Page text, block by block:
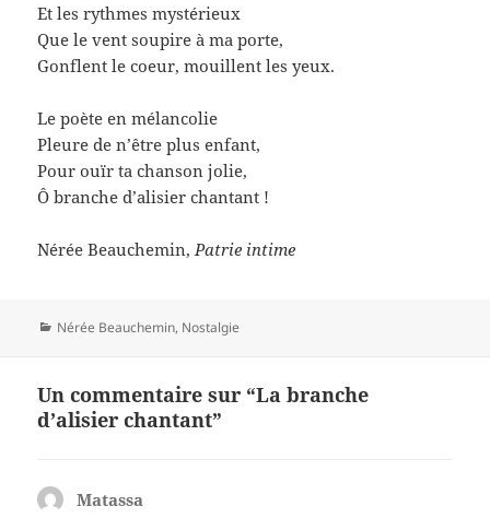
Et les rythmes mystérieux
Que le vent soupire à ma porte,
Gonflent le coeur, mouillent les yeux.
Le poète en mélancolie
Pleure de n’être plus enfant,
Pour ouïr ta chanson jolie,
Ô branche d’alisier chantant !
Nérée Beauchemin, Patrie intime
Catégories
Nérée Beauchemin, Nostalgie
Un commentaire sur “La branche
d’alisier chantant”
Matassa